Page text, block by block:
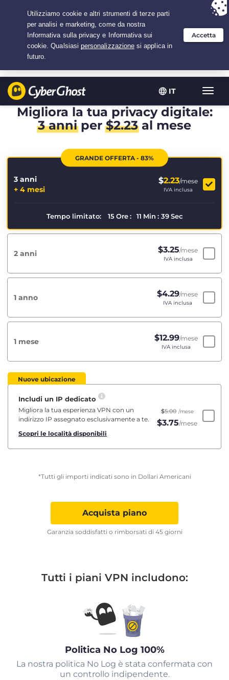
IT
Hai scelto:L'offerta miglioreper 3.3333333333333 anni a $
/mese
Migliora la tua privacy digitale:
3 anniper$2.23al mese
GRANDE OFFERTA - 83%
3 anni
+ 4 mesi
$2.23/mese
IVA inclusa
Tempo limitato: 15 Ore : 11 Min : 38 Sec
2 anni $3.25/mese
IVA inclusa
1 anno $4.29/mese
IVA inclusa
1 mese $12.99/mese
IVA inclusa
Nuove ubicazione
Includi un IP dedicato
Migliora la tua esperienza VPN con un
indirizzo IP assegnato esclusivamente a te.
Scopri le località disponibili
$5.00 /mese
$3.75/mese
*Tutti gli importi indicati sono in Dollari Americani
Acquista piano
Garanzia soddisfatti o rimborsati di 45 giorni
Tutti i piani VPN includono:
Politica No Log 100%
La nostra politica No Log è stata confermata con
un controllo indipendente.